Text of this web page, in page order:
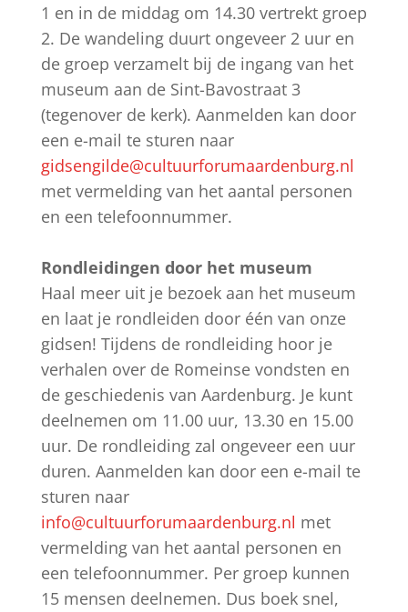
1 en in de middag om 14.30 vertrekt groep
2. De wandeling duurt ongeveer 2 uur en
de groep verzamelt bij de ingang van het
museum aan de Sint-Bavostraat 3
(tegenover de kerk). Aanmelden kan door
een e-mail te sturen naar
gidsengilde@cultuurforumaardenburg.nl
met vermelding van het aantal personen
en een telefoonnummer.
Rondleidingen door het museum
Haal meer uit je bezoek aan het museum
en laat je rondleiden door één van onze
gidsen! Tijdens de rondleiding hoor je
verhalen over de Romeinse vondsten en
de geschiedenis van Aardenburg. Je kunt
deelnemen om 11.00 uur, 13.30 en 15.00
uur. De rondleiding zal ongeveer een uur
duren. Aanmelden kan door een e-mail te
sturen naar
info@cultuurforumaardenburg.nl met
vermelding van het aantal personen en
een telefoonnummer. Per groep kunnen
15 mensen deelnemen. Dus boek snel,